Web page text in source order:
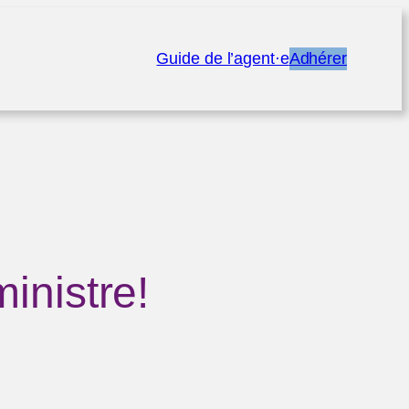
Guide de l’agent·eAdhérer